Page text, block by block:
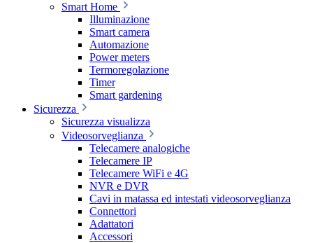
Smart Home
Illuminazione
Smart camera
Automazione
Power meters
Termoregolazione
Timer
Smart gardening
Sicurezza
Sicurezza visualizza
Videosorveglianza
Telecamere analogiche
Telecamere IP
Telecamere WiFi e 4G
NVR e DVR
Cavi in matassa ed intestati videosorveglianza
Connettori
Adattatori
Accessori